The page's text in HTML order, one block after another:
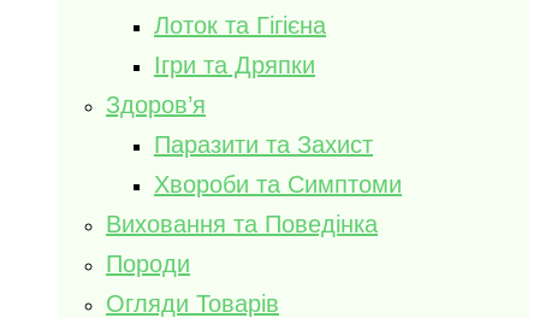
Лоток та Гігієна
Ігри та Дряпки
Здоров’я
Паразити та Захист
Хвороби та Симптоми
Виховання та Поведінка
Породи
Огляди Товарів